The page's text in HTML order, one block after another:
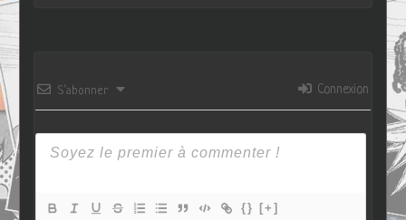
S’abonner Connexion
{} [+]